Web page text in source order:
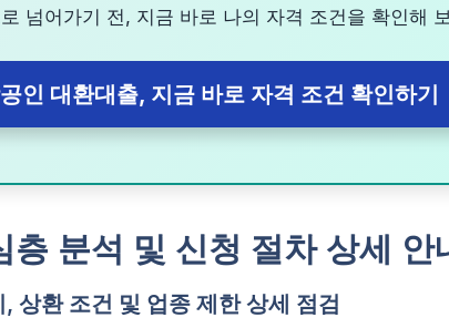
넘어가기 전, 지금 바로 나의 자격 조건을 확인해
인 대환대출, 지금 바로 자격 조건 확인하기
층 분석 및 신청 절차 상세 안
상환 조건 및 업종 제한 상세 점검